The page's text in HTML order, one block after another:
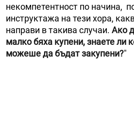
некомпетентност по начина,
инструктажа на тези хора,
направи в такива случаи. Ако
малко бяха купени, знаете ли
можеше да бъдат закупени?"